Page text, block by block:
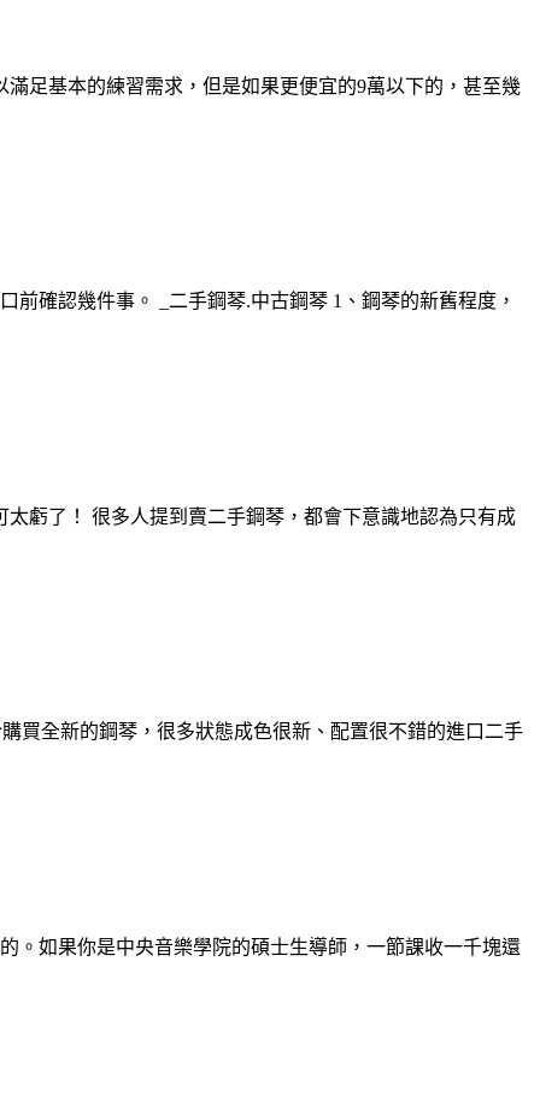
足基本的練習需求，但是如果更便宜的9萬以下的，甚至幾
確認幾件事。 _二手鋼琴.中古鋼琴 1、鋼琴的新舊程度，
虧了！ 很多人提到賣二手鋼琴，都會下意識地認為只有成
買全新的鋼琴，很多狀態成色很新、配置很不錯的進口二手
。如果你是中央音樂學院的碩士生導師，一節課收一千塊還